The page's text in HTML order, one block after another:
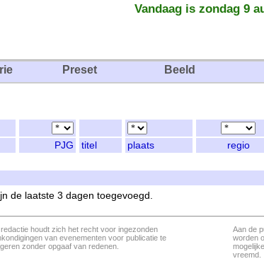
Vandaag is zondag 9
Preset Beeld
PJG titel plaats regio
de laatste 3 dagen toegevoegd.
redactie houdt zich het recht voor ingezonden
van evenementen voor publicatie te
zonder opgaaf van redenen.
Aan de
worden
vreemd.